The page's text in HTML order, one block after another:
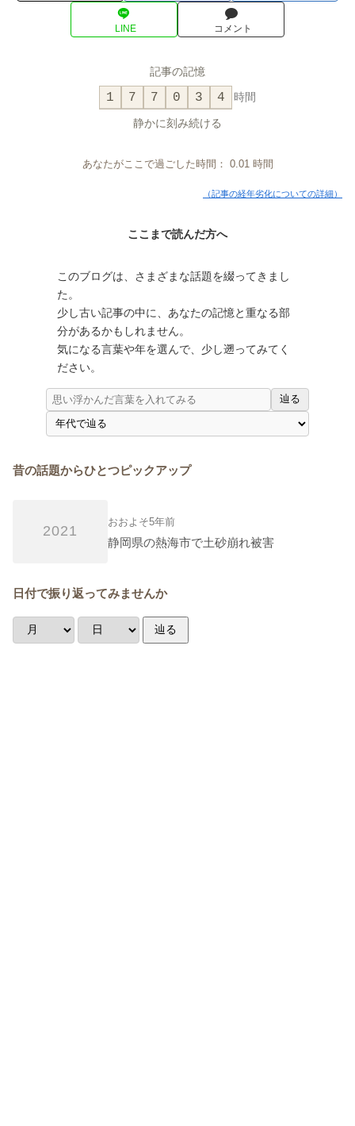
LINE コメント
記事の記憶
1 7 7 0 3 4 時間
静かに刻み続ける
あなたがここで過ごした時間： 0.01時間
（記事の経年劣化についての詳細）
ここまで読んだ方へ
このブログは、さまざまな話題を綴ってきまし
た。
少し古い記事の中に、あなたの記憶と重なる部
分があるかもしれません。
気になる言葉や年を選んで、少し遡ってみてく
ださい。
辿る
昔の話題からひとつピックアップ
2021
おおよそ5年前
静岡県の熱海市で土砂崩れ被害
日付で振り返ってみませんか
辿る